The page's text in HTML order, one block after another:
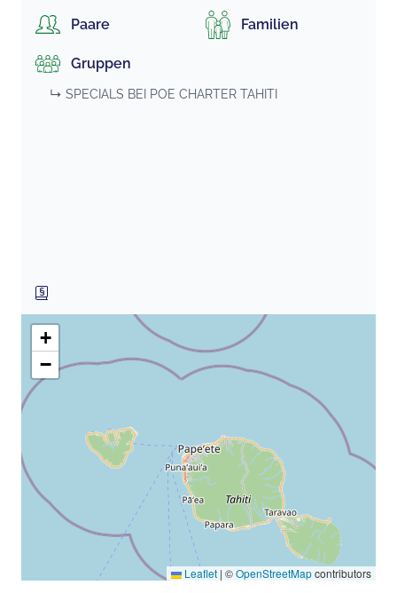
Paare Familien
Gruppen
↳ SPECIALS BEI POE CHARTER TAHITI
+
−
Leaflet | ©OpenStreetMapcontributors